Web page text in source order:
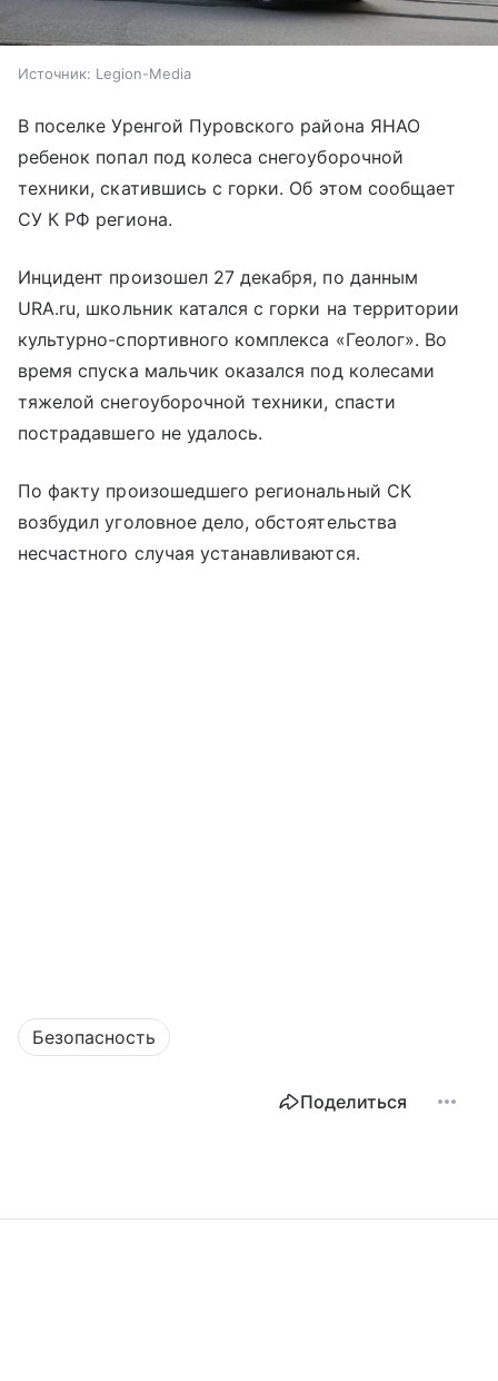
Источник: Legion-Media
В поселке Уренгой Пуровского района ЯНАО
ребенок попал под колеса снегоуборочной
техники, скатившись с горки. Об этом сообщает
СУ К РФ региона.
Инцидент произошел 27 декабря, по данным
URA.ru, школьник катался с горки на территории
культурно-спортивного комплекса «Геолог». Во
время спуска мальчик оказался под колесами
тяжелой снегоуборочной техники, спасти
пострадавшего не удалось.
По факту произошедшего региональный СК
возбудил уголовное дело, обстоятельства
несчастного случая устанавливаются.
Безопасность
Поделиться